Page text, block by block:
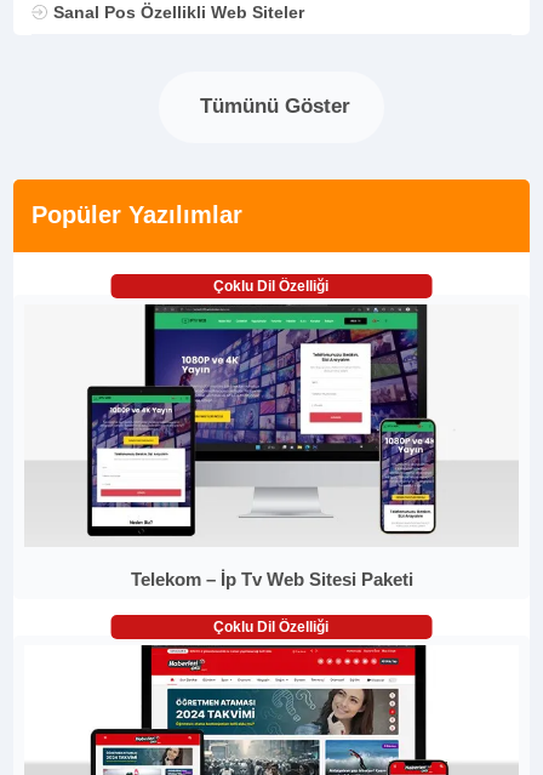
Sanal Pos Özellikli Web Siteler
Tümünü Göster
Popüler Yazılımlar
Çoklu Dil Özelliği
Telekom – İp Tv Web Sitesi Paketi
Çoklu Dil Özelliği